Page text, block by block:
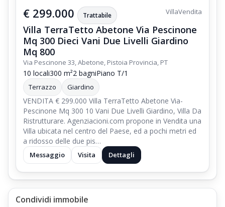
€ 299.000 Trattabile VillaVendita
Villa TerraTetto Abetone Via Pescinone
Mq 300 Dieci Vani Due Livelli Giardino
Mq 800
Via Pescinone 33, Abetone, Pistoia Provincia, PT
10 locali300 m²2 bagniPiano T/1
Terrazzo Giardino
VENDITA € 299.000 Villa TerraTetto Abetone Via-
Pescinone Mq 300 10 Vani Due Livelli Giardino, Villa Da
Ristrutturare. Agenziacioni.com propone in Vendita una
Villa ubicata nel centro del Paese, ed a pochi metri ed
a ridosso delle due pis…
Messaggio Visita Dettagli
Condividi immobile